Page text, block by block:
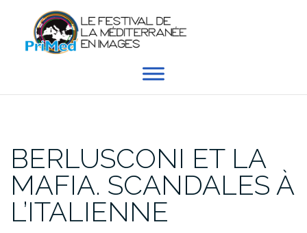
contenu
BERLUSCONI ET LA
MAFIA. SCANDALES À
L’ITALIENNE